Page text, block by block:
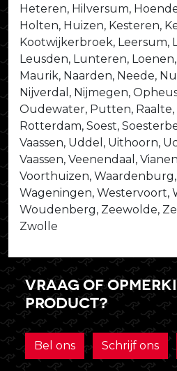
Heteren, Hilversum,
Holten, Huizen, Kesteren,
Kootwijkerbroek, Leersum,
Leusden, Lunteren,
Maurik, Naarden, Neede,
Nijverdal, Nijmegen,
Oudewater, Putten, Raalte,
Rotterdam, Soest,
Vaassen, Uddel, Uithoorn,
Vaassen, Veenendaal,
Voorthuizen,
Wageningen, Westervoort,
Woudenberg, Zeewolde,
Zwolle
Vraag of
product?
Bel ons Schrijf ons